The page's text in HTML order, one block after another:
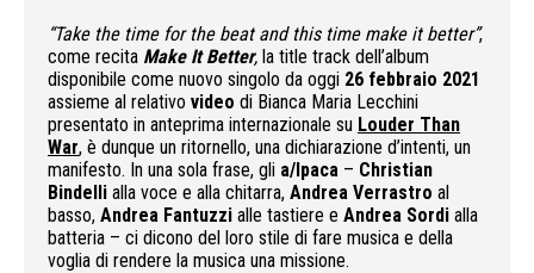
“Take the time for the beat and this time make it better”,
come recita Make It Better, la title track dell’album
disponibile come nuovo singolo da oggi 26 febbraio 2021
assieme al relativo video di Bianca Maria Lecchini
presentato in anteprima internazionale su Louder Than
War, è dunque un ritornello, una dichiarazione d’intenti, un
manifesto. In una sola frase, gli a/lpaca – Christian
Bindelli alla voce e alla chitarra, Andrea Verrastro al
basso, Andrea Fantuzzi alle tastiere e Andrea Sordi alla
batteria – ci dicono del loro stile di fare musica e della
voglia di rendere la musica una missione.